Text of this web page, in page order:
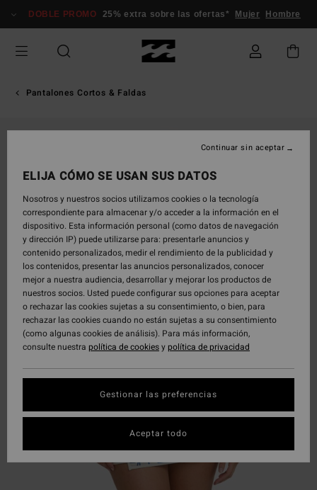
información
DOBLE PROMO 25% extra sobre las ofertas* Mujer Hombre
Pantalones Cortos & Faldas
ELIJA CÓMO SE USAN SUS DATOS
Nosotros y nuestros socios utilizamos cookies o la tecnología
correspondiente para almacenar y/o acceder a la información en el
dispositivo. Esta información personal (como datos de navegación
y dirección IP) puede utilizarse para: presentarle anuncios y
contenido personalizados, medir el rendimiento de la publicidad y
los contenidos, presentar las anuncios personalizados, conocer
mejor a nuestra audiencia, desarrollar y mejorar los productos de
nuestros socios. Usted puede configurar sus opciones para aceptar
o rechazar las cookies sujetas a su consentimiento, o bien, para
rechazar las cookies cuando no están sujetas a su consentimiento
(como algunas cookies de análisis). Para más información,
consulte nuestra política de cookiesypolítica de privacidad
Gestionar las preferencias
Continuar sin aceptar
Aceptar todo